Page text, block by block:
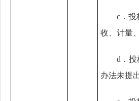
c． 投
收、计量
d． 投
办法未提